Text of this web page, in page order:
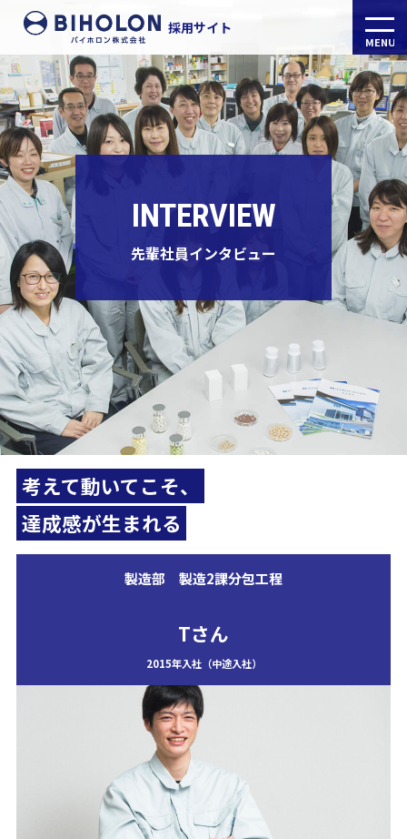
採用サイト
代表メッセージ
募集要項
企業サイト
CORPORATE WEB SITE
社員の声
MENU
INTERVIEW
先輩社員インタビュー
考えて動いてこそ、
達成感が生まれる
製造部 製造2課分包工程
Tさん
2015年入社（中途入社）